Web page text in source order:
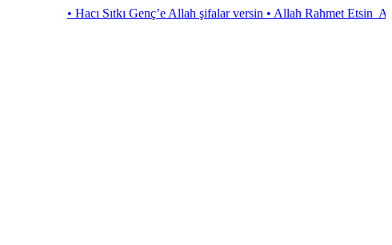
• Hacı Sıtkı Genç’e Allah şifalar versin• Allah Rahmet Etsin Asiye